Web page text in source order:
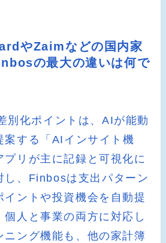
やZaimなどの国内家
の最大の違いは何で
別化ポイントは、AIが能動
案する「AIインサイト機
プリが主に記録と可視化に
し、Finbosは支出パターン
イントや投資機会を自動提
人と事業の両方に対応し
ニング機能も、他の家計簿